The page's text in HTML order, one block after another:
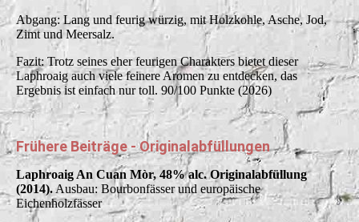
Abgang: Lang und feurig würzig, mit Holzkohle, Asche, Jod,
Zimt und Meersalz.
Fazit: Trotz seines eher feurigen Charakters bietet dieser
Laphroaig auch viele feinere Aromen zu entdecken, das
Ergebnis ist einfach nur toll. 90/100 Punkte (2026)
Frühere Beiträge - Originalabfüllungen
Laphroaig An Cuan Mòr, 48% alc. Originalabfüllung
(2014).Ausbau: Bourbonfässer und europäische
Eichenholzfässer